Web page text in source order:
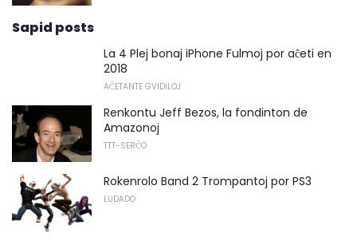
Sapid posts
La 4 Plej bonaj iPhone Fulmoj por aĉeti en
2018
AĈETANTE GVIDILOJ
Renkontu Jeff Bezos, la fondinton de
Amazonoj
TTT-SERĈO
Rokenrolo Band 2 Trompantoj por PS3
LUDADO